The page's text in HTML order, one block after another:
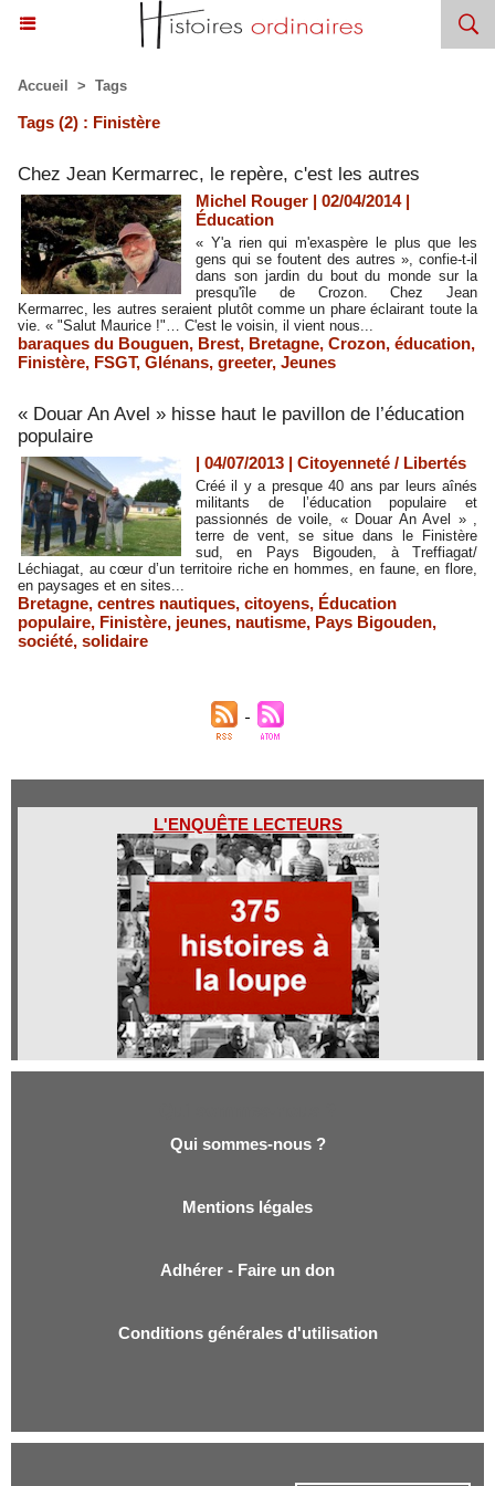
Accueil > Tags
Tags (2) : Finistère
Chez Jean Kermarrec, le repère, c'est les autres
Michel Rouger | 02/04/2014|
Éducation
« Y'a rien qui m'exaspère le plus que les
gens qui se foutent des autres », confie-t-il
dans son jardin du bout du monde sur la
presqu'île de Crozon. Chez Jean
Kermarrec, les autres seraient plutôt comme un phare éclairant toute la
vie. « "Salut Maurice !"… C'est le voisin, il vient nous...
baraques du Bouguen, Brest, Bretagne, Crozon, éducation,
Finistère, FSGT, Glénans, greeter, Jeunes
« Douar An Avel » hisse haut le pavillon de l’éducation
populaire
| 04/07/2013 | Citoyenneté / Libertés
Créé il y a presque 40 ans par leurs aînés
militants de l’éducation populaire et
passionnés de voile, « Douar An Avel » ,
terre de vent, se situe dans le Finistère
sud, en Pays Bigouden, à Treffiagat/
Léchiagat, au cœur d’un territoire riche en hommes, en faune, en flore,
en paysages et en sites...
Bretagne, centres nautiques, citoyens, Éducation
populaire, Finistère, jeunes, nautisme, Pays Bigouden,
société, solidaire
L'ENQUÊTE LECTEURS
Qui sommes-nous ?
Mentions légales
Adhérer - Faire un don
Conditions générales d'utilisation